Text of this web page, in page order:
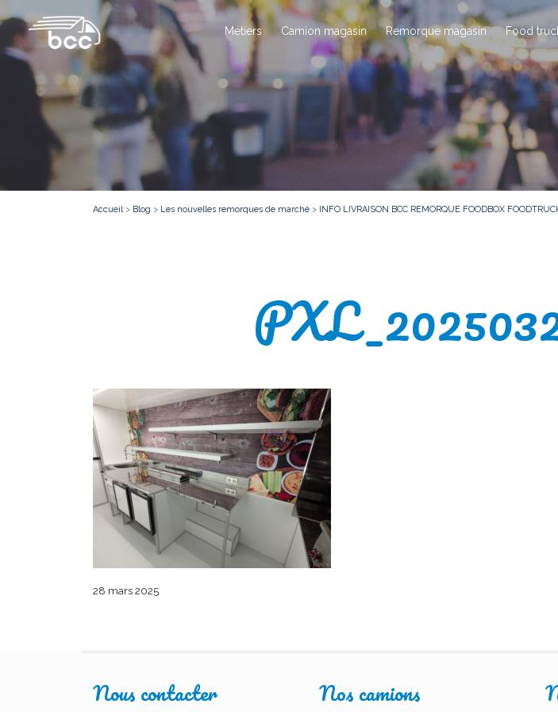
Métiers Camion magasin Remorque magasin Food
Accueil> Blog > Les nouvelles remorques de marché > INFO LIVRAISON BCC REMORQUE FOODBOX
28 mars 2025
Nous contacter Nos camions